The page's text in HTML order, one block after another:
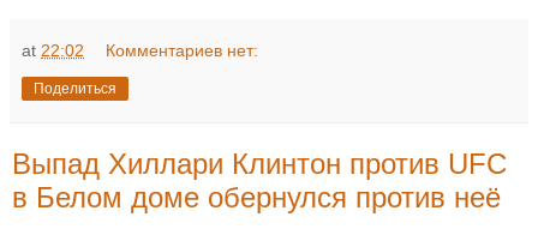
at 22:02 Комментариев нет:
Поделиться
Выпад Хиллари Клинтон против UFC
в Белом доме обернулся против неё